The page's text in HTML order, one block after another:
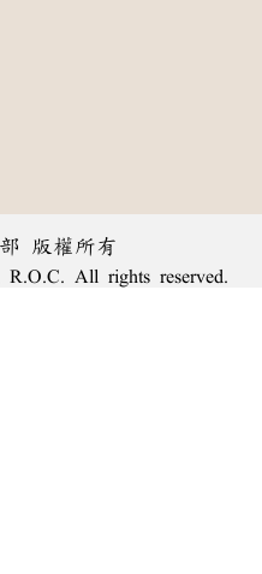
版權所有
All rights reserved.